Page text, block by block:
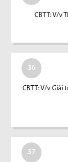
CBTT: V/v
36
CBTT: V/v
37